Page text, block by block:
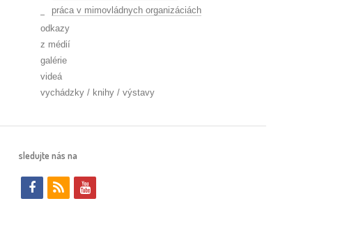
práca v mimovládnych organizáciách
odkazy
z médií
galérie
videá
vychádzky / knihy / výstavy
sledujte nás na
f
r
y